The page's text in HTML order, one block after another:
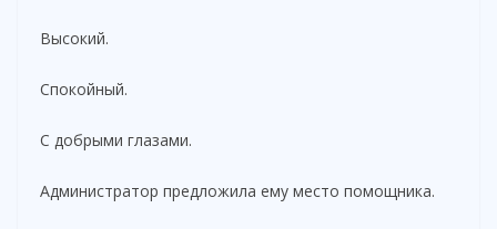
Высокий.
Спокойный.
С добрыми глазами.
Администратор предложила ему место помощника.